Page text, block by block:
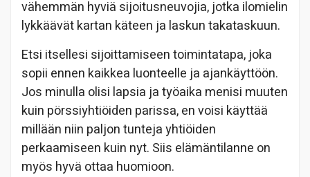
vähemmän hyviä sijoitusneuvojia, jotka ilomielin
lykkäävät kartan käteen ja laskun takataskuun.
Etsi itsellesi sijoittamiseen toimintatapa, joka
sopii ennen kaikkea luonteelle ja ajankäyttöön.
Jos minulla olisi lapsia ja työaika menisi muuten
kuin pörssiyhtiöiden parissa, en voisi käyttää
millään niin paljon tunteja yhtiöiden
perkaamiseen kuin nyt. Siis elämäntilanne on
myös hyvä ottaa huomioon.